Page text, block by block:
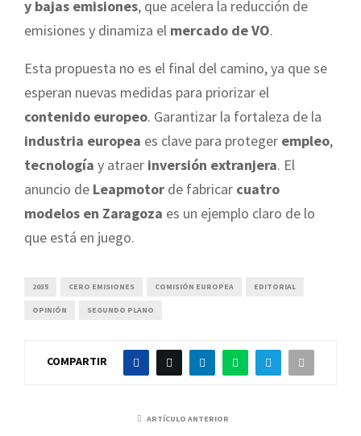
y bajas emisiones, que acelera la reducción de
emisiones y dinamiza el mercado de VO.
Esta propuesta no es el final del camino, ya que se
esperan nuevas medidas para priorizar el
contenido europeo. Garantizar la fortaleza de la
industria europea es clave para proteger empleo,
tecnología y atraer inversión extranjera. El
anuncio de Leapmotor de fabricar cuatro
modelos en Zaragoza es un ejemplo claro de lo
que está en juego.
2035 CERO EMISIONES COMISIÓN EUROPEA EDITORIAL
OPINIÓN SEGUNDO PLANO
COMPARTIR
ARTÍCULO ANTERIOR